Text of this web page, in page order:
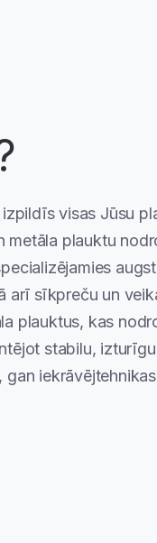
visas Jūsu
metāla plauktu
arī sīkpreču un
plauktus, kas
stabilu,